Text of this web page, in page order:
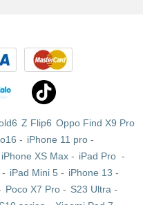
Z Flip6 Oppo Find X9 Pro
- iPhone 11 pro-
iPhone XS Max- iPad Pro -
- iPad Mini 5 - iPhone 13 -
Poco X7 Pro - S23 Ultra -